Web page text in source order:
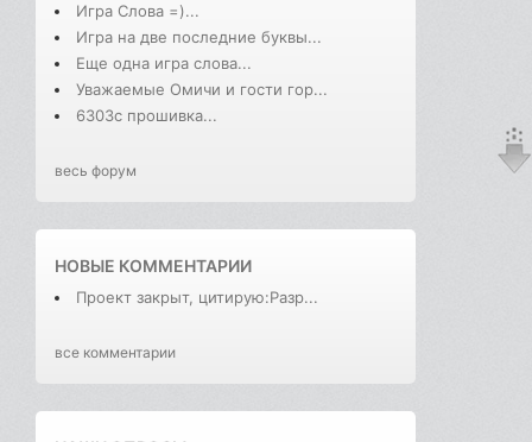
Игра Слова =)...
Игра на две последние буквы...
Еще одна игра слова...
Уважаемые Омичи и гости гор...
6303с прошивка...
весь форум
НОВЫЕ КОММЕНТАРИИ
Проект закрыт, цитирую:Разр...
все комментарии